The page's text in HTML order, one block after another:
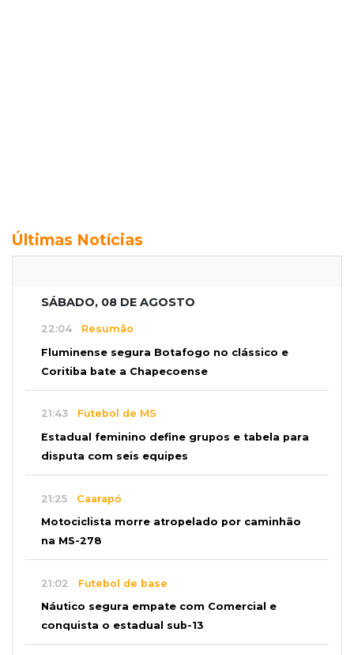
Últimas Notícias
SÁBADO, 08 DE AGOSTO
22:04 Resumão
Fluminense segura Botafogo no clássico e
Coritiba bate a Chapecoense
21:43 Futebol de MS
Estadual feminino define grupos e tabela para
disputa com seis equipes
21:25 Caarapó
Motociclista morre atropelado por caminhão
na MS-278
21:02 Futebol de base
Náutico segura empate com Comercial e
conquista o estadual sub-13